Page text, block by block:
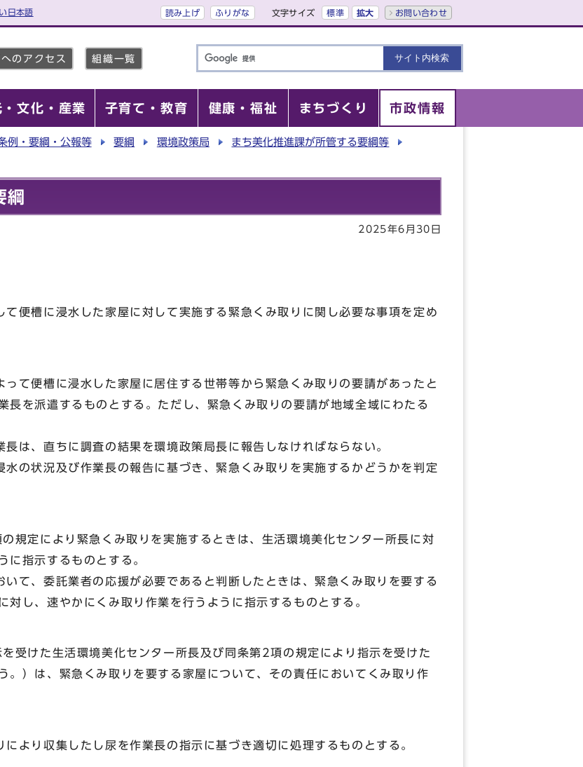
日本語 読み上げ ふりがな 文字サイズ 標準 拡大 お問い合わせ
のアクセス 組織一覧
・文化・産業 子育て・教育 健康・福祉 まちづくり 市政情報
例・要綱・公報等 要綱 環境政策局
まち美化推進課が所管する要綱等
綱
2025年6月30日
便槽に浸水した家屋に対して実施する緊急くみ取りに関し必要な事項を定め
て便槽に浸水した家屋に居住する世帯等から緊急くみ取りの要請があったと
長を派遣するものとする。ただし、緊急くみ取りの要請が地域全域にわたる
は、直ちに調査の結果を環境政策局長に報告しなければならない。
の状況及び作業長の報告に基づき、緊急くみ取りを実施するかどうかを判定
定により緊急くみ取りを実施するときは、生活環境美化センター所長に対
に指示するものとする。
て、委託業者の応援が必要であると判断したときは、緊急くみ取りを要する
対し、速やかにくみ取り作業を行うように指示するものとする。
受けた生活環境美化センター所長及び同条第2項の規定により指示を受けた
。）は、緊急くみ取りを要する家屋について、その責任においてくみ取り作
より収集したし尿を作業長の指示に基づき適切に処理するものとする。